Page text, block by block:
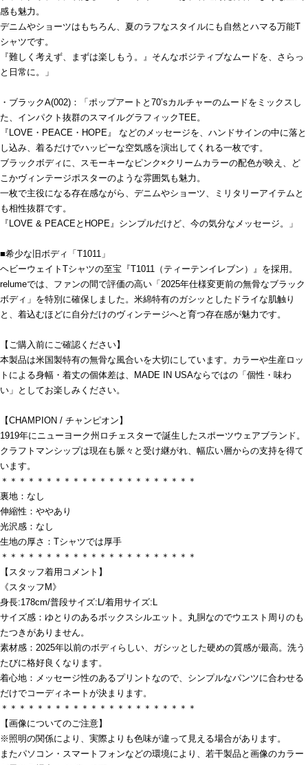
感も魅力。
デニムやショーツはもちろん、夏のラフなスタイルにも自然とハマる万能T
シャツです。
『難しく考えず、まずは楽しもう。』そんなポジティブなムードを、さらっ
と日常に。」
・ブラックA(002)：「ポップアートと70’sカルチャーのムードをミックスし
た、インパクト抜群のスマイルグラフィックTEE。
『LOVE・PEACE・HOPE』 などのメッセージを、ハンドサインの中に落と
し込み、着るだけでハッピーな空気感を演出してくれる一枚です。
ブラックボディに、スモーキーなピンク×クリームカラーの配色が映え、ど
こかヴィンテージポスターのような雰囲気も魅力。
一枚で主役になる存在感ながら、デニムやショーツ、ミリタリーアイテムと
も相性抜群です。
『LOVE & PEACEとHOPE』シンプルだけど、今の気分なメッセージ。」
■希少な旧ボディ「T1011」
ヘビーウェイトTシャツの至宝『T1011（ティーテンイレブン）』を採用。
relumeでは、ファンの間で評価の高い「2025年仕様変更前の無骨なブラック
ボディ」を特別に確保しました。米綿特有のガシッとしたドライな肌触り
と、着込むほどに自分だけのヴィンテージへと育つ存在感が魅力です。
【ご購入前にご確認ください】
本製品は米国製特有の無骨な風合いを大切にしています。カラーや生産ロッ
トによる身幅・着丈の個体差は、MADE IN USAならではの「個性・味わ
い」としてお楽しみください。
【CHAMPION / チャンピオン】
1919年にニューヨーク州ロチェスターで誕生したスポーツウェアブランド。
クラフトマンシップは現在も脈々と受け継がれ、幅広い層からの支持を得て
います。
＊＊＊＊＊＊＊＊＊＊＊＊＊＊＊＊＊＊＊＊＊＊
裏地：なし
伸縮性：ややあり
光沢感：なし
生地の厚さ：Tシャツでは厚手
＊＊＊＊＊＊＊＊＊＊＊＊＊＊＊＊＊＊＊＊＊＊
【スタッフ着用コメント】
《スタッフM》
身長:178cm/普段サイズ:L/着用サイズ:L
サイズ感：ゆとりのあるボックスシルエット。丸胴なのでウエスト周りのも
たつきがありません。
素材感：2025年以前のボディらしい、ガシッとした硬めの質感が最高。洗う
たびに格好良くなります。
着心地：メッセージ性のあるプリントなので、シンプルなパンツに合わせる
だけでコーディネートが決まります。
＊＊＊＊＊＊＊＊＊＊＊＊＊＊＊＊＊＊＊＊＊＊
【画像についてのご注意】
※照明の関係により、実際よりも色味が違って見える場合があります。
またパソコン・スマートフォンなどの環境により、若干製品と画像のカラー